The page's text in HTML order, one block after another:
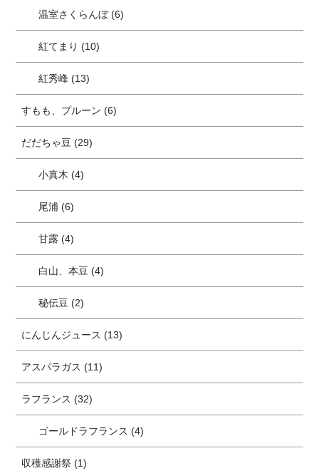
温室さくらんぼ (6)
紅てまり (10)
紅秀峰 (13)
すもも、プルーン (6)
だだちゃ豆 (29)
小真木 (4)
尾浦 (6)
甘露 (4)
白山、本豆 (4)
秘伝豆 (2)
にんじんジュース (13)
アスパラガス (11)
ラフランス (32)
ゴールドラフランス (4)
収穫感謝祭 (1)